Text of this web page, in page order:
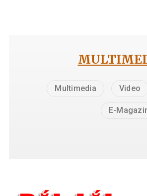
Multimedia Video
E-